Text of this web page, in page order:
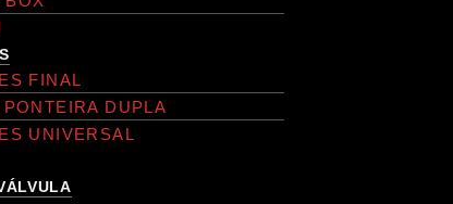
FINAL
DUPLA
UNIVERSAL